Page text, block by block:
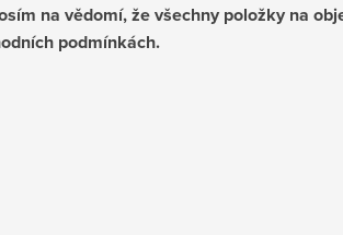
na vědomí, že všechny položky na
podmínkách.